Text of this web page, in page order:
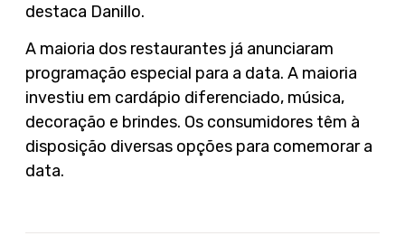
destaca Danillo.
A maioria dos restaurantes já anunciaram
programação especial para a data. A maioria
investiu em cardápio diferenciado, música,
decoração e brindes. Os consumidores têm à
disposição diversas opções para comemorar a
data.